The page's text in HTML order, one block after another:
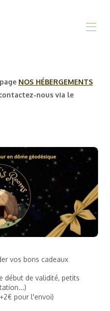
de los Hongos
▾
NOS HÉBERGEMENTS
nous via le
vos bons cadeaux
début de validité, petits
pour l'envoi)